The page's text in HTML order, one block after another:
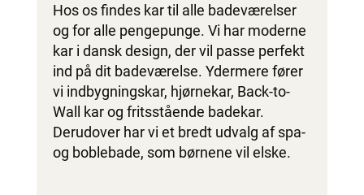
Hos os findes kar til alle badeværelser
og for alle pengepunge. Vi har moderne
kar i dansk design, der vil passe perfekt
ind på dit badeværelse. Ydermere fører
vi indbygningskar, hjørnekar, Back-to-
Wall kar og fritsstående badekar.
Derudover har vi et bredt udvalg af spa-
og boblebade, som børnene vil elske.